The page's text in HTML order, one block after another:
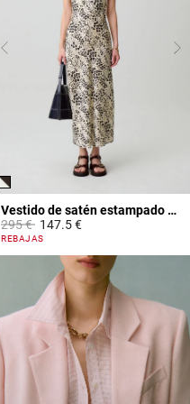
Vestido de satén estampado animal
Price reduced from
295 €to147.5 €
3,1 out of 5 Customer Rating
REBAJAS